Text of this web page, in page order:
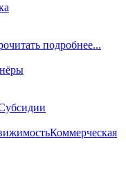
подробнее...
Коммерческая